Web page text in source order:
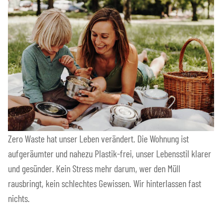
Zero Waste hat unser Leben verändert. Die Wohnung ist
aufgeräumter und nahezu Plastik-frei, unser Lebensstil klarer
und gesünder. Kein Stress mehr darum, wer den Müll
rausbringt, kein schlechtes Gewissen. Wir hinterlassen fast
nichts.